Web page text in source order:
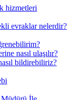
hizmetleri
evraklar nelerdir?
nasıl ulaşılır?
bildirebiliriz?